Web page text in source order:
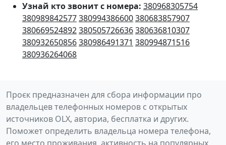
Узнай кто звонит с номера: 380968305754
380989842577380994386600380683857907
380669524892380505726636380636810307
380932650856380986491371 380994871516
380936264068
Проєк предназначен для сбора информации про
владельцев телефонных номеров с открытых
источников OLX, авториа, бесплатка и других.
Поможет определить владельца номера телефона,